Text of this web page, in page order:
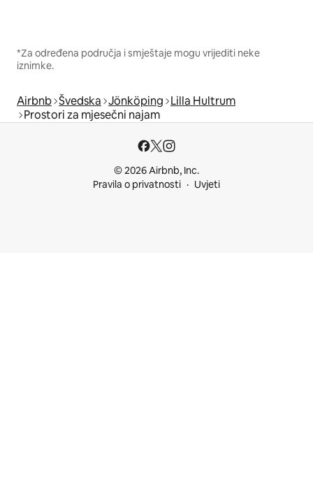
*Za određena područja i smještaje mogu vrijediti neke
iznimke.
Airbnb Švedska Jönköping Lilla Hultrum
Prostori za mjesečni najam
© 2026 Airbnb, Inc.
Pravila o privatnosti
Uvjeti